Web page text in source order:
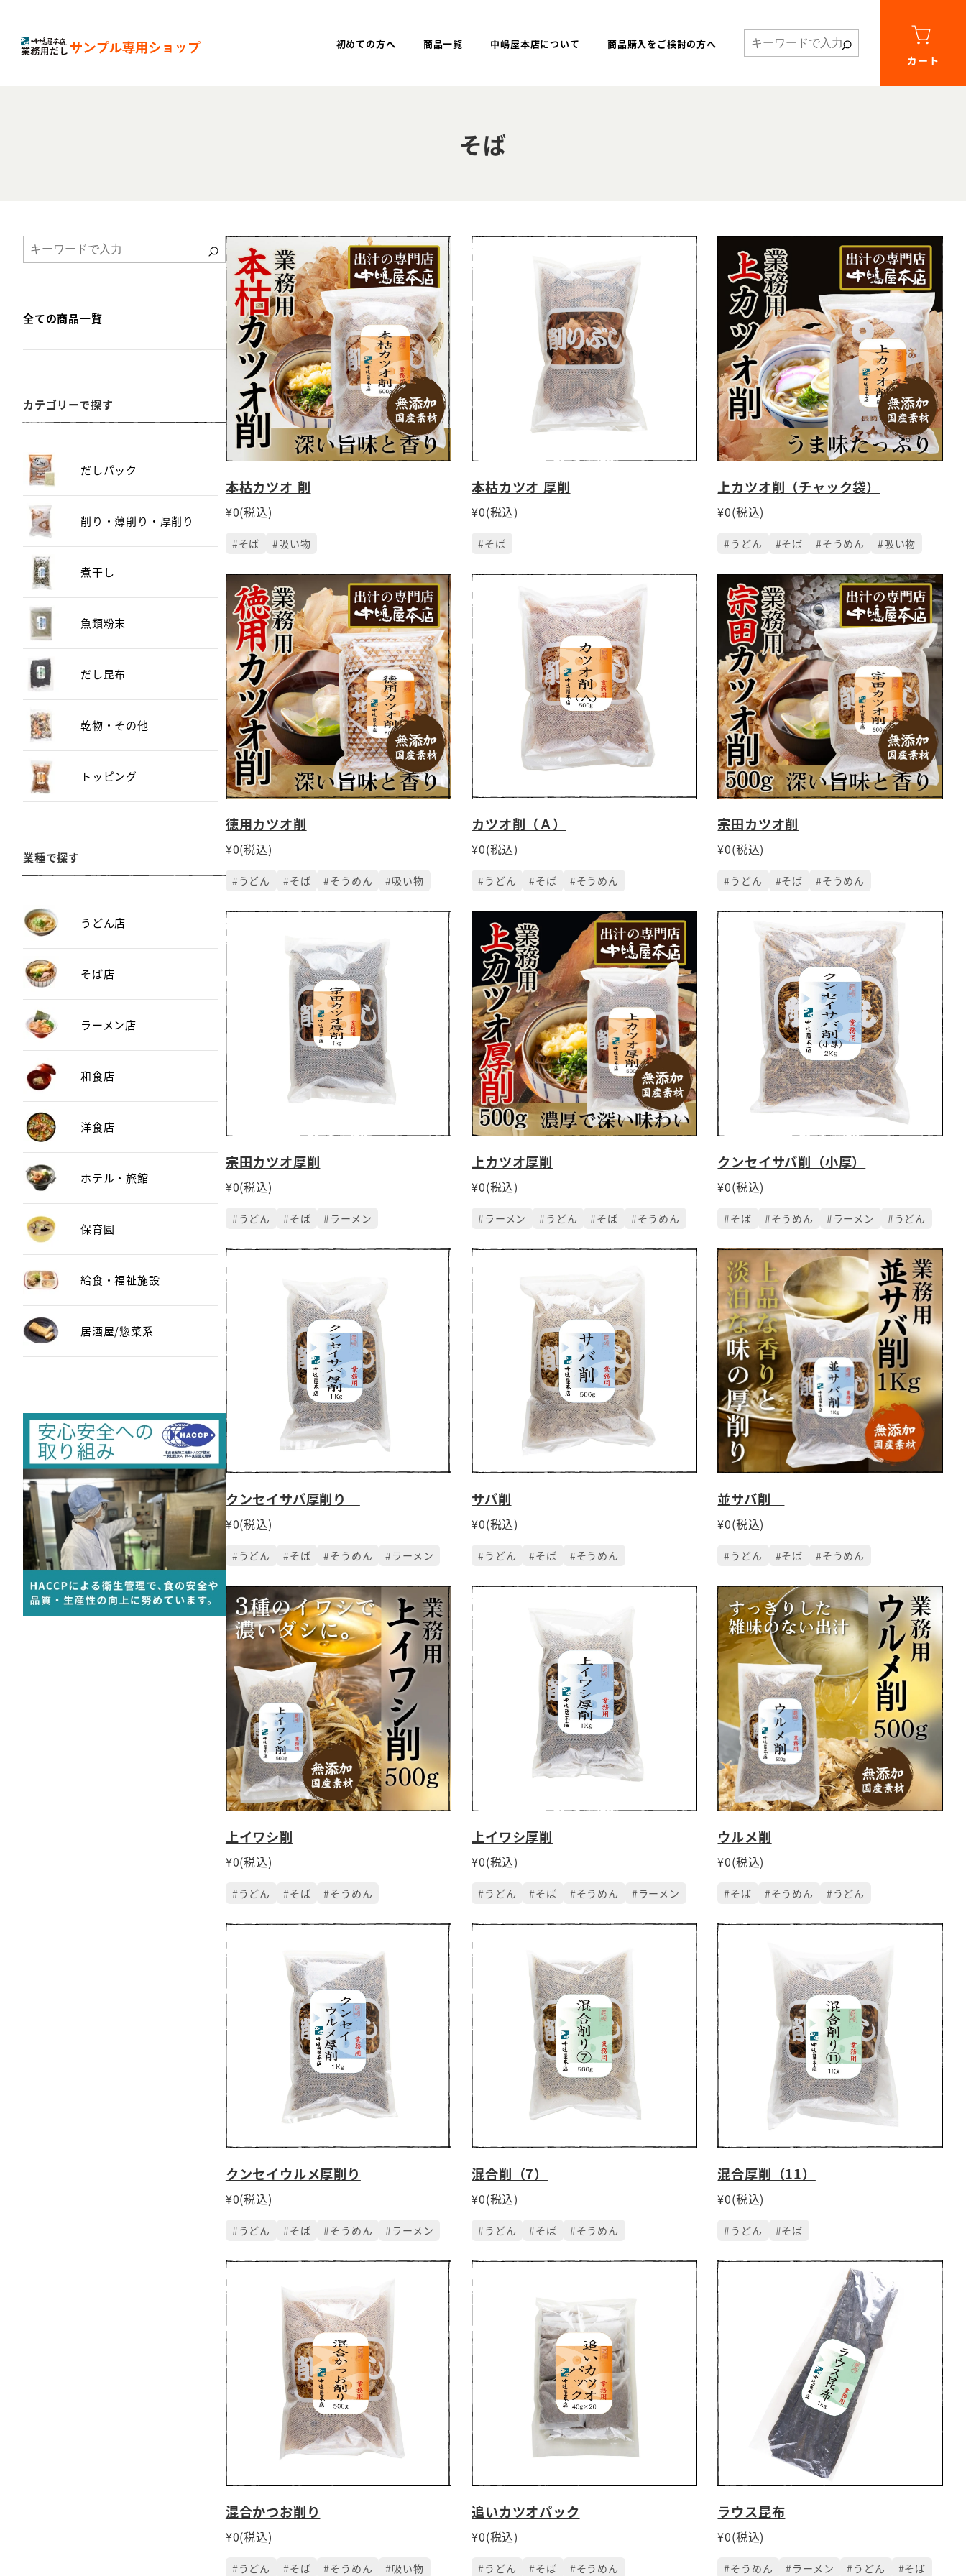
初めての方へ 商品一覧 中嶋屋本店について 商品購入をご検討の方へ
そば
本枯カツオ 削
¥0(税込)
#そば #吸い物
本枯カツオ 厚削
¥0(税込)
#そば
上カツオ削（チャック袋）
¥0(税込)
#うどん #そば #そうめん #吸い物
徳用カツオ削
¥0(税込)
#うどん #そば #そうめん #吸い物
カツオ削（Ａ）
¥0(税込)
#うどん #そば #そうめん
宗田カツオ削
¥0(税込)
#うどん #そば #そうめん
宗田カツオ厚削
¥0(税込)
#うどん #そば #ラーメン
上カツオ厚削
¥0(税込)
#ラーメン #うどん #そば #そうめん
クンセイサバ削（小厚）
¥0(税込)
#そば #そうめん #ラーメン #うどん
クンセイサバ厚削り
¥0(税込)
#うどん #そば #そうめん #ラーメン
サバ削
¥0(税込)
#うどん #そば #そうめん
並サバ削
¥0(税込)
#うどん #そば #そうめん
上イワシ削
¥0(税込)
#うどん #そば #そうめん
上イワシ厚削
¥0(税込)
#うどん #そば #そうめん #ラーメン
ウルメ削
¥0(税込)
#そば #そうめん #うどん
クンセイウルメ厚削り
¥0(税込)
#うどん #そば #そうめん #ラーメン
混合削（7）
¥0(税込)
#うどん #そば #そうめん
混合厚削（11）
¥0(税込)
#うどん #そば
混合かつお削り
¥0(税込)
#うどん #そば #そうめん #吸い物
追いカツオパック
¥0(税込)
#うどん #そば #そうめん
ラウス昆布
¥0(税込)
#そうめん #ラーメン #うどん #そば
全ての商品一覧
カテゴリーで探す
だしパック
削り・薄削り・厚削り
煮干し
魚類粉末
だし昆布
乾物・その他
トッピング
業種で探す
うどん店
そば店
ラーメン店
和食店
洋食店
ホテル・旅館
保育園
給食・福祉施設
居酒屋/惣菜系